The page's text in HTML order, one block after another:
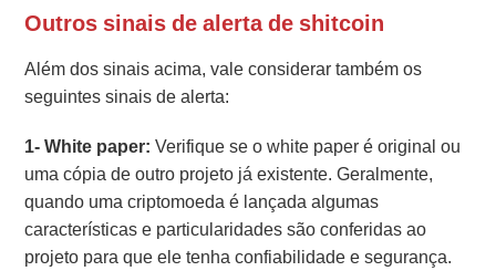
Outros sinais de alerta de shitcoin
Além dos sinais acima, vale considerar também os
seguintes sinais de alerta:
1- White paper: Verifique se o white paper é original ou
uma cópia de outro projeto já existente. Geralmente,
quando uma criptomoeda é lançada algumas
características e particularidades são conferidas ao
projeto para que ele tenha confiabilidade e segurança.